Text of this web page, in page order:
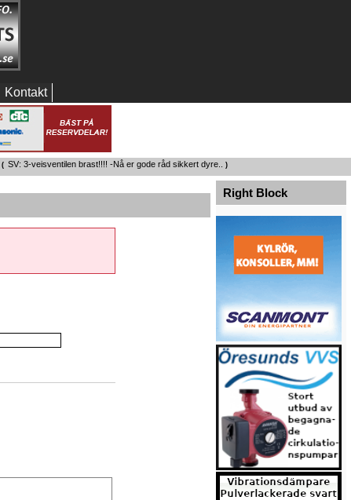
Kontakt
( SV: 3-veisventilen brast!!!! -Nå er gode råd sikkert dyre.. )
Right Block